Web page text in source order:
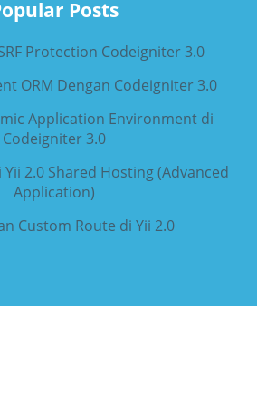
Posts
Protection Codeigniter 3.0
ORM Dengan Codeigniter 3.0
Application Environment di
Codeigniter 3.0
2.0 Shared Hosting (Advanced
Application)
Custom Route di Yii 2.0